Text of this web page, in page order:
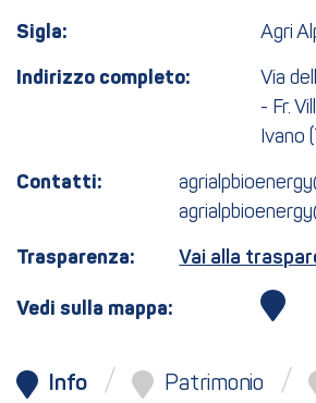
Sigla: Agri
Indirizzo completo:
Via
- Fr.
Ivano
Contatti:
Trasparenza: Vai alla
Vedi sulla mappa:
Info Patrimonio